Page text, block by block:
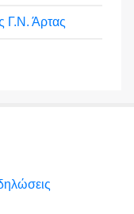
Γ.Ν. Άρτας